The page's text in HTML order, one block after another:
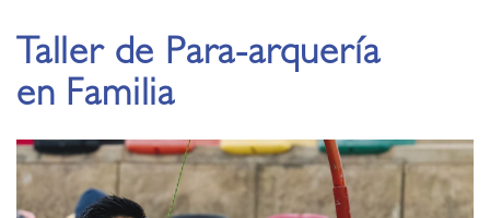
Taller de Para-arquería
en Familia